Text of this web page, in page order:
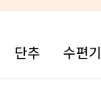
단추 수편기